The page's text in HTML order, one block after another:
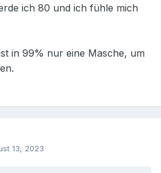
ich 80 und ich fühle mich
in 99% nur eine Masche, um
13, 2023